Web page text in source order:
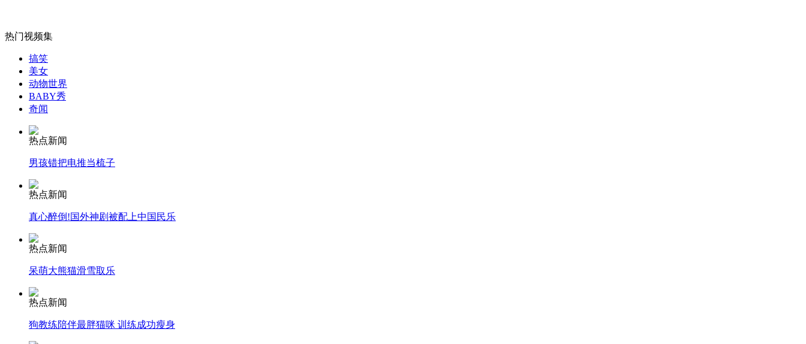
女孩北京地铁殴打老人 痛下狠手拳打脚踢
无痛分娩是否安全 医生回应
外交部：反对强权政治霸凌主义
安徽一实载49人客车翻车
消防员救轻生者 花炮节热闹非凡 减压"枕头大战"
热门视频集
搞笑
美女
动物世界
BABY秀
奇闻
热点新闻
男孩错把电推当梳子
热点新闻
真心醉倒!国外神剧被配上中国民乐
热点新闻
呆萌大熊猫滑雪取乐
热点新闻
狗教练陪伴最胖猫咪 训练成功瘦身